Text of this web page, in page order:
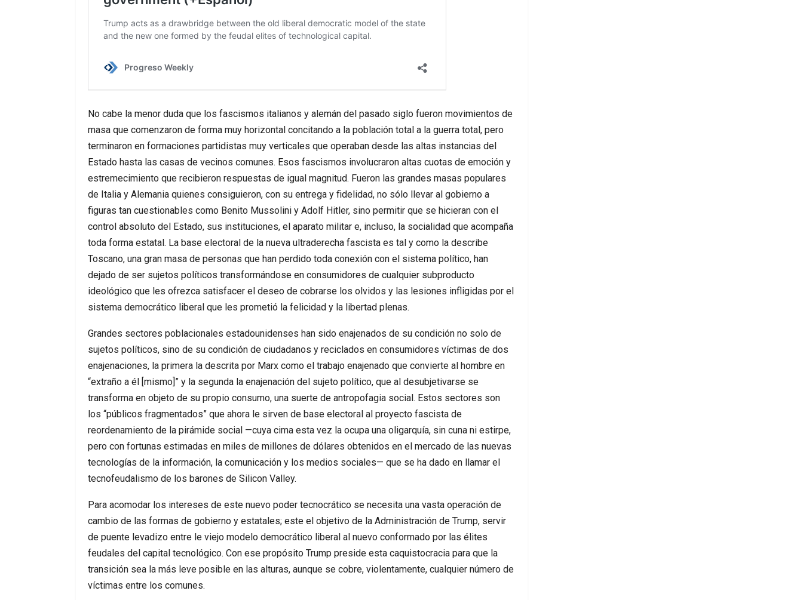
No cabe la menor duda que los fascismos italianos y alemán del pasado siglo fueron movimientos de
masa que comenzaron de forma muy horizontal concitando a la población total a la guerra total, pero
terminaron en formaciones partidistas muy verticales que operaban desde las altas instancias del
Estado hasta las casas de vecinos comunes. Esos fascismos involucraron altas cuotas de emoción y
estremecimiento que recibieron respuestas de igual magnitud. Fueron las grandes masas populares
de Italia y Alemania quienes consiguieron, con su entrega y fidelidad, no sólo llevar al gobierno a
figuras tan cuestionables como Benito Mussolini y Adolf Hitler, sino permitir que se hicieran con el
control absoluto del Estado, sus instituciones, el aparato militar e, incluso, la socialidad que acompaña
toda forma estatal. La base electoral de la nueva ultraderecha fascista es tal y como la describe
Toscano, una gran masa de personas que han perdido toda conexión con el sistema político, han
dejado de ser sujetos políticos transformándose en consumidores de cualquier subproducto
ideológico que les ofrezca satisfacer el deseo de cobrarse los olvidos y las lesiones infligidas por el
sistema democrático liberal que les prometió la felicidad y la libertad plenas.
Grandes sectores poblacionales estadounidenses han sido enajenados de su condición no solo de
sujetos políticos, sino de su condición de ciudadanos y reciclados en consumidores víctimas de dos
enajenaciones, la primera la descrita por Marx como el trabajo enajenado que convierte al hombre en
“extraño a él [mismo]” y la segunda la enajenación del sujeto político, que al desubjetivarse se
transforma en objeto de su propio consumo, una suerte de antropofagia social. Estos sectores son
los “públicos fragmentados” que ahora le sirven de base electoral al proyecto fascista de
reordenamiento de la pirámide social —cuya cima esta vez la ocupa una oligarquía, sin cuna ni estirpe,
pero con fortunas estimadas en miles de millones de dólares obtenidos en el mercado de las nuevas
tecnologías de la información, la comunicación y los medios sociales— que se ha dado en llamar el
tecnofeudalismo de los barones de Silicon Valley.
Para acomodar los intereses de este nuevo poder tecnocrático se necesita una vasta operación de
cambio de las formas de gobierno y estatales; este el objetivo de la Administración de Trump, servir
de puente levadizo entre le viejo modelo democrático liberal al nuevo conformado por las élites
feudales del capital tecnológico. Con ese propósito Trump preside esta caquistocracia para que la
transición sea la más leve posible en las alturas, aunque se cobre, violentamente, cualquier número de
víctimas entre los comunes.